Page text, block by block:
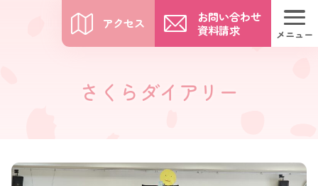
アクセス
お問い合わせ
資料請求
メニュー
さくらダイアリー